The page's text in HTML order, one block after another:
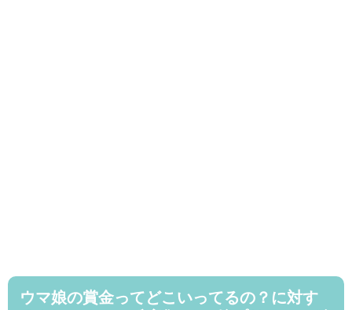
ウマ娘の賞金ってどこいってるの？に対す